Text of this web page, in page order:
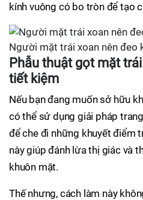
kính vuông có bo tròn để tạo
Người mặt trái xoan nên đeo
Phẫu thuật gọt mặt
tiết kiệm
Nếu bạn đang muốn sở hữu
có thể sử dụng giải pháp
để che đi những khuyết điểm
này giúp đánh lừa thị giác và
khuôn mặt.
Thế nhưng, cách làm này